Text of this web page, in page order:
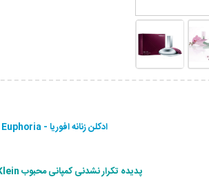
ادکلن زنانه افوریا - Euphoria
پدیده تکرار نشدنی کمپانی محبوب Clavin Klein